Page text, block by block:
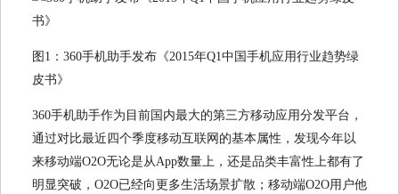
图1：360手机助手发布《2015年Q1中国手机应用行业趋势绿
皮书》
360手机助手作为目前国内最大的第三方移动应用分发平台，
通过对比最近四个季度移动互联网的基本属性，发现今年以
来移动端O2O无论是从App数量上，还是品类丰富性上都有了
明显突破，O2O已经向更多生活场景扩散；移动端O2O用户他